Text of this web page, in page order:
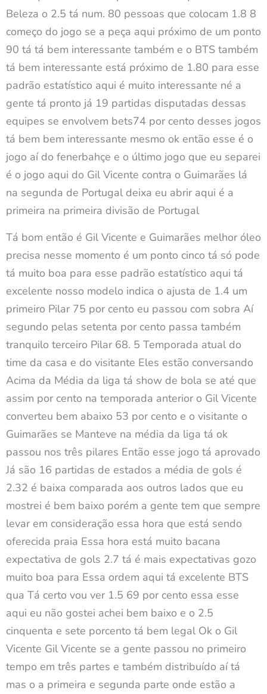
Beleza o 2.5 tá num. 80 pessoas que colocam 1.8 8
começo do jogo se a peça aqui próximo de um ponto
90 tá tá bem interessante também e o BTS também
tá bem interessante está próximo de 1.80 para esse
padrão estatístico aqui é muito interessante né a
gente tá pronto já 19 partidas disputadas dessas
equipes se envolvem bets74 por cento desses jogos
tá bem bem interessante mesmo ok então esse é o
jogo aí do fenerbahçe e o último jogo que eu separei
é o jogo aqui do Gil Vicente contra o Guimarães lá
na segunda de Portugal deixa eu abrir aqui é a
primeira na primeira divisão de Portugal
Tá bom então é Gil Vicente e Guimarães melhor óleo
precisa nesse momento é um ponto cinco tá só pode
tá muito boa para esse padrão estatístico aqui tá
excelente nosso modelo indica o ajusta de 1.4 um
primeiro Pilar 75 por cento eu passou com sobra Aí
segundo pelas setenta por cento passa também
tranquilo terceiro Pilar 68. 5 Temporada atual do
time da casa e do visitante Eles estão conversando
Acima da Média da liga tá show de bola se até que
assim por cento na temporada anterior o Gil Vicente
converteu bem abaixo 53 por cento e o visitante o
Guimarães se Manteve na média da liga tá ok
passou nos três pilares Então esse jogo tá aprovado
Já são 16 partidas de estados a média de gols é
2.32 é baixa comparada aos outros lados que eu
mostrei é bem baixo porém a gente tem que sempre
levar em consideração essa hora que está sendo
oferecida praia Essa hora está muito bacana
expectativa de gols 2.7 tá é mais expectativas gozo
muito boa para Essa ordem aqui tá excelente BTS
qua Tá certo vou ver 1.5 69 por cento essa esse
aqui eu não gostei achei bem baixo e o 2.5
cinquenta e sete porcento tá bem legal Ok o Gil
Vicente Gil Vicente se a gente passou no primeiro
tempo em três partes e também distribuído aí tá
mas o a primeira e segunda parte onde estão a